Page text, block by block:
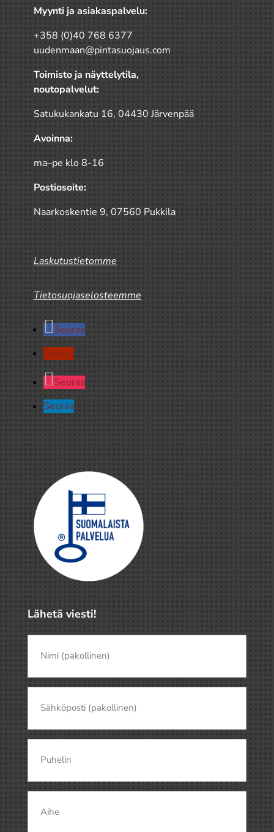
Myynti ja asiakaspalvelu:
+358 (0)40 768 6377
uudenmaan@pintasuojaus.com
Toimisto ja näyttelytila,
noutopalvelut:
Satukukankatu 16, 04430 Järvenpää
Avoinna:
ma–pe klo 8-16
Postiosoite:
Naarkoskentie 9, 07560 Pukkila
Laskutustietomme
Tietosuojaselosteemme
Seuraa
Seuraa
Seuraa
Seuraa
Lähetä viesti!
(pakollinen)
(Pakollinen)
Nimi